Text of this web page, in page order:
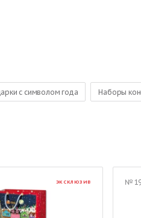
с символом года Наборы
для девочек Подарки со
1000 руб. Новогодние подарки
ЭКСКЛЮЗИВ №